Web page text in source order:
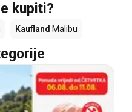
kupiti?
Kaufland Malibu